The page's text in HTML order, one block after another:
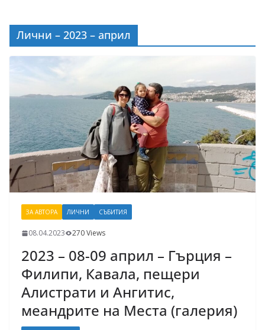
Лични – 2023 – април
ЗА АВТОРА ЛИЧНИ СЪБИТИЯ
08.04.2023 270 Views
2023 – 08-09 април – Гърция –
Филипи, Кавала, пещери
Алистрати и Ангитис,
меандрите на Места (галерия)